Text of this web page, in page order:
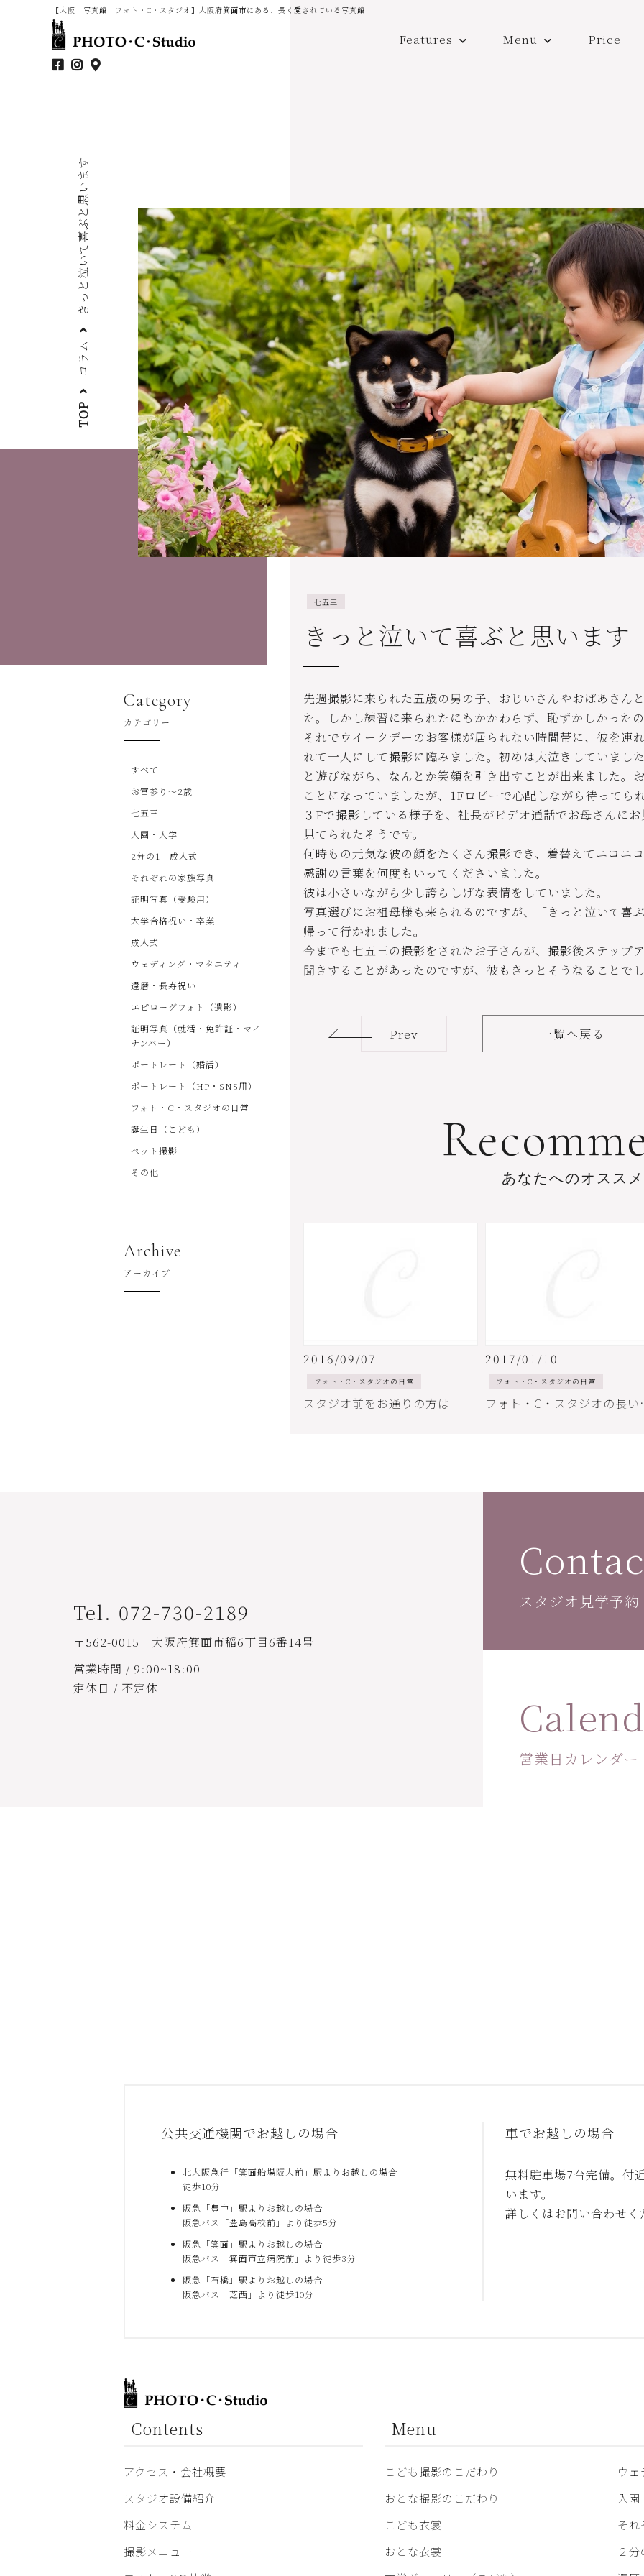
【大阪 写真館 フォト・C・スタジオ】大阪府箕面市にある、長く愛されている写真館
Features Menu Price
TOP
コラム
きっと泣いて喜ぶと思います
七五三
きっと泣いて喜ぶと思います
先週撮影に来られた五歳の男の子、おじいさんやおばあさん
た。しかし練習に来られたにもかかわらず、恥ずかしかった
それでウイークデーのお客様が居られない時間帯に、彼を連
れて一人にして撮影に臨みました。初めは大泣きしていまし
と遊びながら、なんとか笑顔を引き出すことが出来ました。
ことになっていましたが、1Fロビーで心配しながら待ってら
３Fで撮影している様子を、社長がビデオ通話でお母さんに
見てられたそうです。
何時もの元気な彼の顔をたくさん撮影でき、着替えてニコニ
感謝の言葉を何度もいってくださいました。
彼は小さいながら少し誇らしげな表情をしていました。
写真選びにお祖母様も来られるのですが、「きっと泣いて喜
帰って行かれました。
今までも七五三の撮影をされたお子さんが、撮影後ステップ
聞きすることがあったのですが、彼もきっとそうなることで
Prev 一覧へ戻る
Recomm
あなたへのオ ス ス メ
2016/09/07
フォト・C・スタジオの日常
スタジオ前をお通りの方は
2017/01/10
フォト・C・スタジオの日常
フォ
Category
カテゴリー
すべて
お宮参り～2歳
七五三
入園・入学
2分の1 成人式
それぞれの家族写真
証明写真（受験用）
大学合格祝い・卒業
成人式
ウェディング・マタニティ
還暦・長寿祝い
エピローグフォト（遺影）
証明写真（就活・免許証・マイ
ナンバー）
ポートレート（婚活）
ポートレート（HP・SNS用）
フォト・C・スタジオの日常
誕生日（こども）
ペット撮影
その他
Archive
アーカイブ
Tel. 072-730-2189
〒562-0015 大阪府箕面市稲6丁目6番14号
営業時間 / 9:00~18:00
定休日 / 不定休
スタジオ見学予
営業日カレンダー
公共交通機関でお越しの場合
北大阪急行「箕面船場阪大前」駅よりお越しの場合
徒歩10分
阪急「豊中」駅よりお越しの場合
阪急バス「豊島高校前」より徒歩5分
阪急「箕面」駅よりお越しの場合
阪急バス「箕面市立病院前」より徒歩3分
阪急「石橋」駅よりお越しの場合
阪急バス「芝西」より徒歩10分
車でお越しの場合
無料駐車場7台完備。付
います。
詳しくはお問い合わせく
Contents
アクセス・会社概要
スタジオ設備紹介
料金システム
撮影メニュー
Menu
こども撮影のこだわり
おとな撮影のこだわり
こども衣裳
おとな衣裳
ウ
入
それ
２